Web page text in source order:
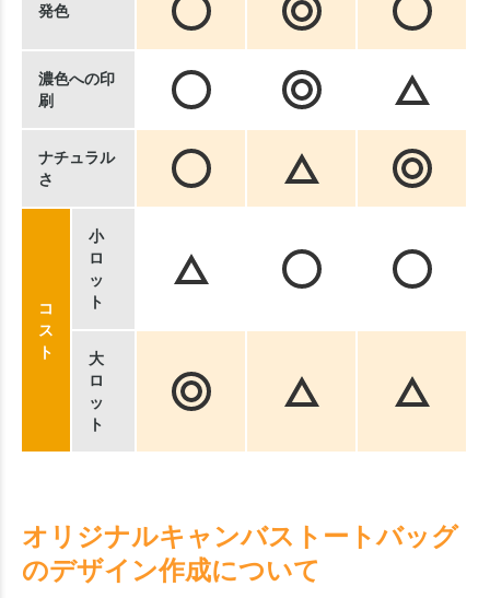
発色
濃色への印
刷
ナチュラル
さ
コ
ス
ト
小
ロ
ッ
ト
大
ロ
ッ
ト
オリジナルキャンバストートバッグ
のデザイン作成について